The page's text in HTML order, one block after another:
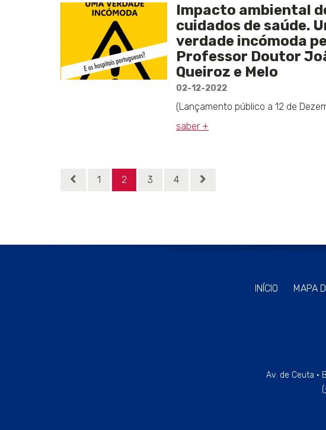
Impacto ambiental
cuidados de saúde.
verdade incómoda
Professor Doutor
Queiroz e Melo
02-12-2022
(Lançamento público a 12 de
saber +
1 2 3 4
INÍCIO MAPA
Av. de Ceuta ·